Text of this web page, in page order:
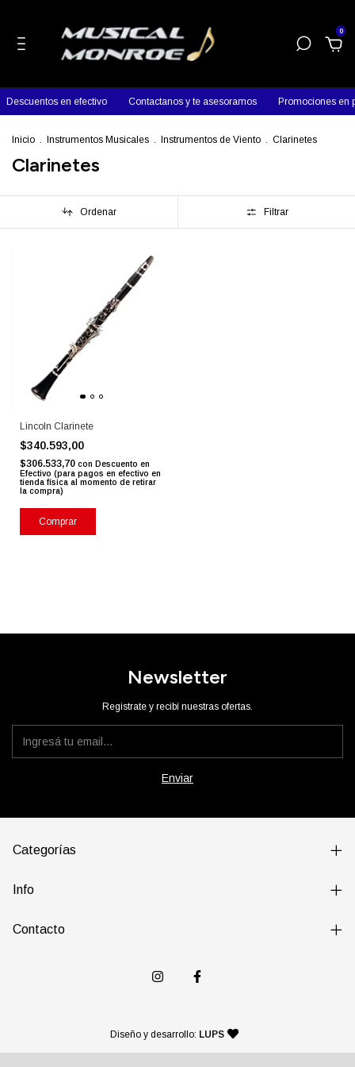
0
Descuentos en efectivo Contactanos y te asesoramos Promociones en
Inicio . Instrumentos Musicales . Instrumentos de Viento . Clarinetes
Clarinetes
Ordenar Filtrar
Lincoln Clarinete
$340.593,00
$306.533,70 con Descuento en
Efectivo (para pagos en efectivo en
tienda física al momento de retirar
la compra)
Newsletter
Registrate y recibí nuestras ofertas.
Categorías
Info
Contacto
Diseño y desarrollo: LUPS — agencia de diseño y